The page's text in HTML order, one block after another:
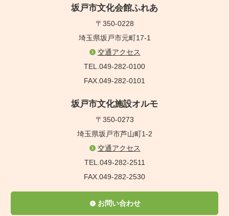
坂戸市文化会館ふれあ
〒350-0228
埼玉県坂戸市元町17-1
交通アクセス
TEL.049-282-0100
FAX.049-282-0101
坂戸市文化施設オルモ
〒350-0273
埼玉県坂戸市芦山町1-2
交通アクセス
TEL.049-282-2511
FAX.049-282-2530
お問い合わせ